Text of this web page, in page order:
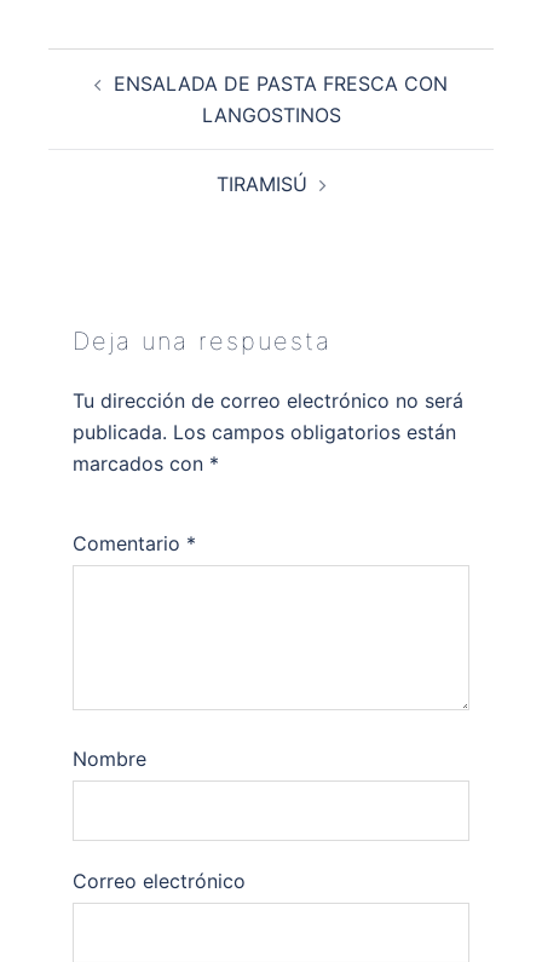
ENSALADA DE PASTA FRESCA CON
LANGOSTINOS
TIRAMISÚ
Deja una respuesta
Tu dirección de correo electrónico no será
publicada. Los campos obligatorios están
marcados con *
Comentario *
Nombre
Correo electrónico